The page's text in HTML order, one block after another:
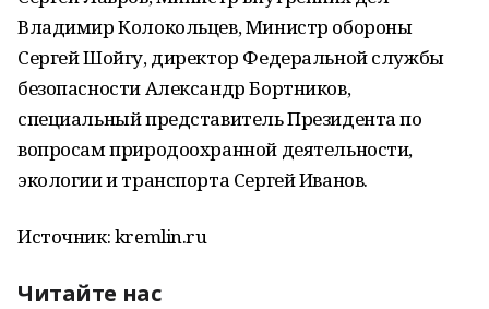
Владимир Колокольцев, Министр обороны
Сергей Шойгу, директор Федеральной службы
безопасности Александр Бортников,
специальный представитель Президента по
вопросам природоохранной деятельности,
экологии и транспорта Сергей Иванов.
Источник: kremlin.ru
Читайте нас